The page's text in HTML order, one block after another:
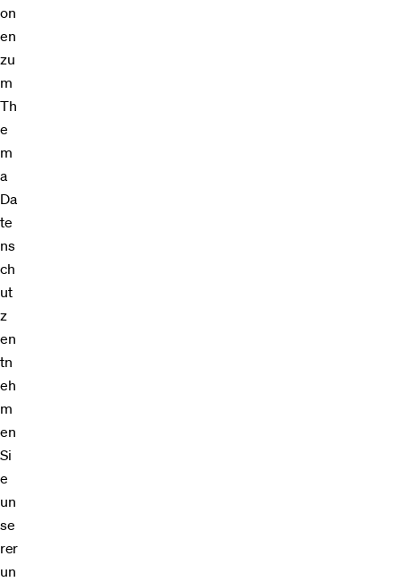
on
en
zu
m
Th
e
m
a
Da
te
ns
ch
ut
z
en
tn
eh
m
en
Si
e
un
se
rer
un